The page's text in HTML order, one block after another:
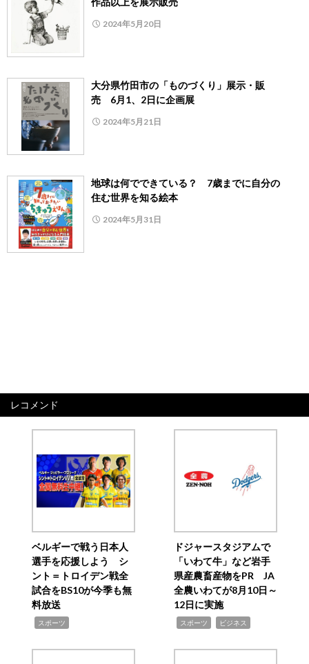
2024年5月20日
大分県竹田市の「ものづくり」展示・販
売 6月1、2日に企画展
2024年5月21日
地球は何でできている？ 7歳までに自分の
住む世界を知る絵本
2024年5月31日
レコメンド
ベルギーで戦う日本人
選手を応援しよう シ
ント＝トロイデン戦全
試合をBS10が今季も無
料放送
スポーツ
ドジャースタジアムで
「いわて牛」など岩手
県産農畜産物をPR JA
全農いわてが8月10日～
12日に実施
スポーツ ビジネス